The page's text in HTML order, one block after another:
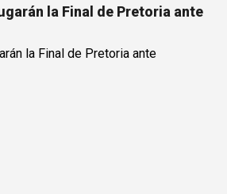
la Final de Pretoria ante